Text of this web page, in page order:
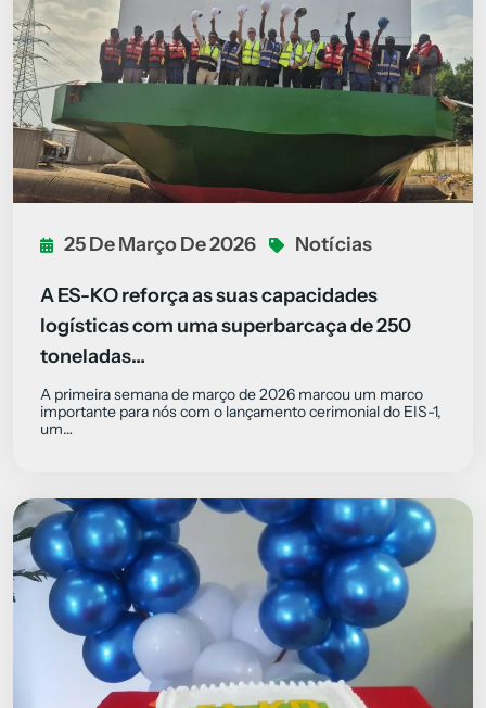
25 De Março De 2026 Notícias
A ES-KO reforça as suas capacidades
logísticas com uma superbarcaça de 250
toneladas…
A primeira semana de março de 2026 marcou um marco
importante para nós com o lançamento cerimonial do EIS-1,
um…